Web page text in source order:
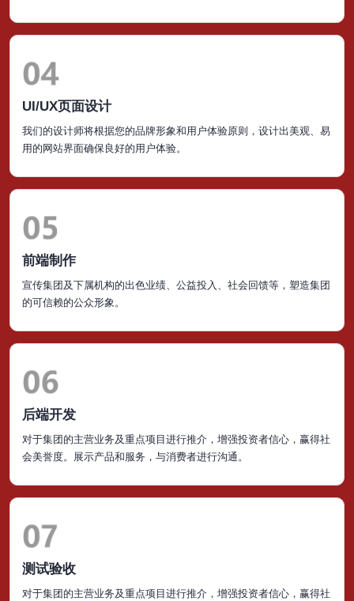
UI/UX页面设计
我们的设计师将根据您的品牌形象和用户体验原则，设计出美观、易
用的网站界面确保良好的用户体验。
前端制作
宣传集团及下属机构的出色业绩、公益投入、社会回馈等，塑造集团
的可信赖的公众形象。
后端开发
对于集团的主营业务及重点项目进行推介，增强投资者信心，赢得社
会美誉度。展示产品和服务，与消费者进行沟通。
测试验收
对于集团的主营业务及重点项目进行推介，增强投资者信心，赢得社